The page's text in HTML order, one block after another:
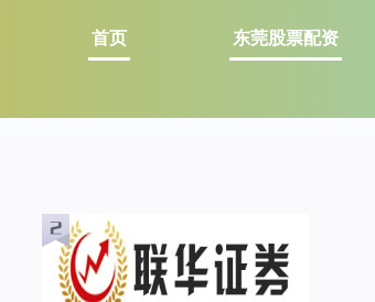
首页 东莞股票配资